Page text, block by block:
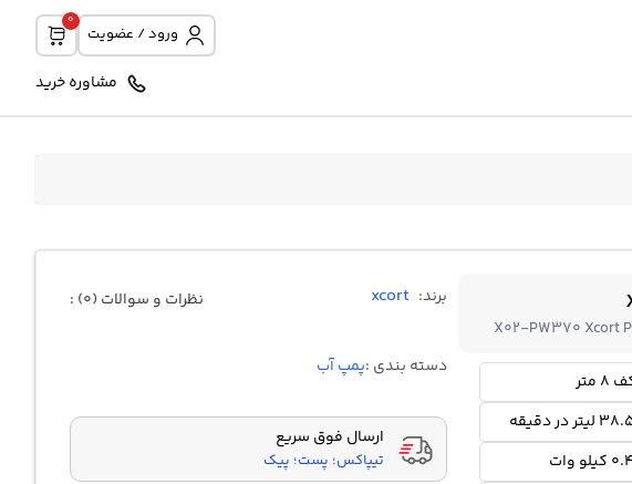
ورود / عضویت
0
مشاوره خرید
X02-PW370 Xcort
برند: xcort نظرات و سوالات (0) :
دسته بندی :پمپ آب
ارسال فوق سریع
تیپاکس؛ پست؛ پیک